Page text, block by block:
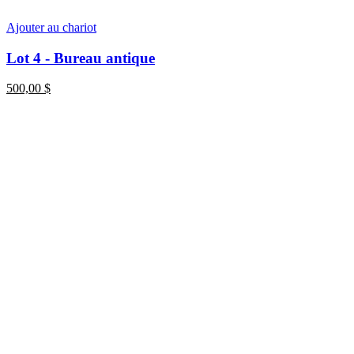
Ajouter au chariot
Lot 4 - Bureau antique
500,00 $